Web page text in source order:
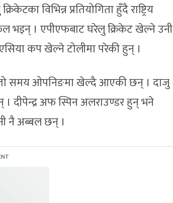
विभिन्न प्रतियोगिता हुँदै राष्ट्रिय
भइन् । एपीएफबाट घरेलु क्रिकेट खेल्ने उनी
कप खेल्ने टोलीमा परेकी हुन् ।
समय ओपनिङमा खेल्दै आएकी छन् । दाजु
। दीपेन्द्र अफ स्पिन अलराउण्डर हुन् भने
नै अब्बल छन् ।